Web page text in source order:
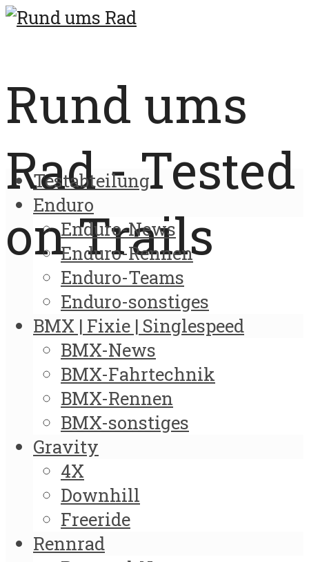
Rund ums
Rad - Tested
on Trails
Testabteilung
Enduro
Enduro-News
Enduro-Rennen
Enduro-Teams
Enduro-sonstiges
BMX | Fixie | Singlespeed
BMX-News
BMX-Fahrtechnik
BMX-Rennen
BMX-sonstiges
Gravity
4X
Downhill
Freeride
Rennrad